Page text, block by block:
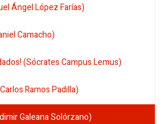
Ángel López Farías)
Camacho)
(Sócrates Campus Lemus)
Ramos Padilla)
Galeana Solórzano)